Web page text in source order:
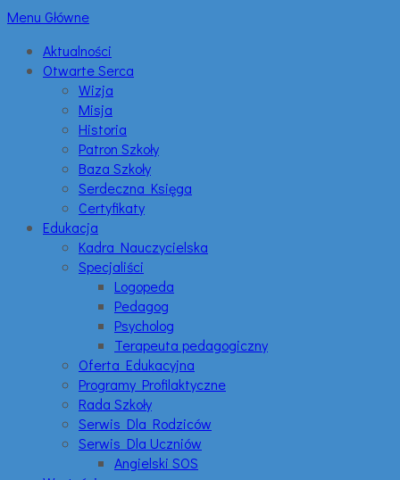
Menu Główne
Aktualności
Otwarte Serca
Wizja
Misja
Historia
Patron Szkoły
Baza Szkoły
Serdeczna Księga
Certyfikaty
Edukacja
Kadra Nauczycielska
Specjaliści
Logopeda
Pedagog
Psycholog
Terapeuta pedagogiczny
Oferta Edukacyjna
Programy Profilaktyczne
Rada Szkoły
Serwis Dla Rodziców
Serwis Dla Uczniów
Angielski SOS